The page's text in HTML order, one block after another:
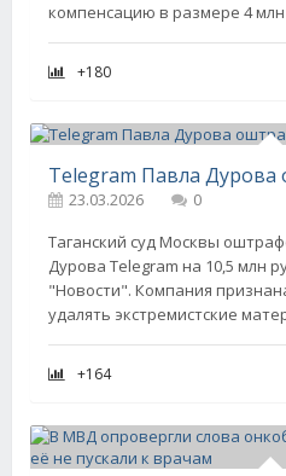
компенсацию в размере 4 млн
+180
23.03.2026
0
Таганский суд Москвы
Дурова Telegram на 10,5 млн
"Новости". Компания
удалять экстремистские
+164